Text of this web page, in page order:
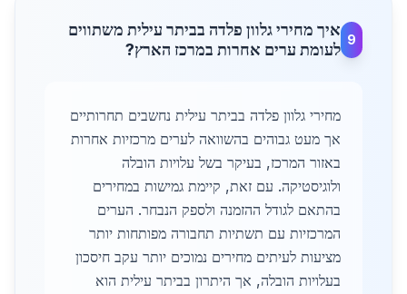
9
איך מחירי גלוון פלדה בביתר עילית משתווים
לעומת ערים אחרות במרכז הארץ?
מחירי גלוון פלדה בביתר עילית נחשבים תחרותיים
אך מעט גבוהים בהשוואה לערים מרכזיות אחרות
באזור המרכז, בעיקר בשל עלויות הובלה
ולוגיסטיקה. עם זאת, קיימת גמישות במחירים
בהתאם לגודל ההזמנה ולספק הנבחר. הערים
המרכזיות עם תשתיות תחבורה מפותחות יותר
מציעות לעיתים מחירים נמוכים יותר עקב חיסכון
בעלויות הובלה, אך היתרון בביתר עילית הוא